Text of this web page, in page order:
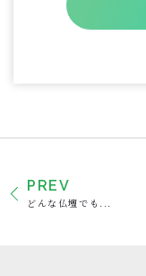
PREV
どんな仏壇でも...